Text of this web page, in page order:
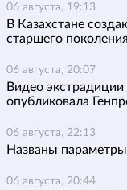
06 августа, 19:13
В Казахстане
старшего поколения
06 августа, 20:07
Видео
опубликовала
06 августа, 22:13
Названы
06 августа, 20:44